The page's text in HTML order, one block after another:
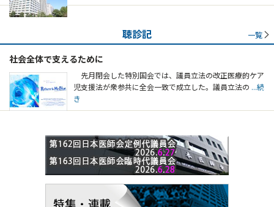
聴診記 一覧
社会全体で支えるために
先月閉会した特別国会では、議員立法の改正医療的ケア
児支援法が衆参共に全会一致で成立した。議員立法の ...続
き